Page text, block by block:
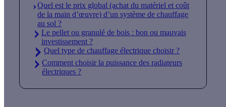
Quel est le prix global (achat du matériel et coût
de la main d’œuvre) d’un système de chauffage
au sol ?
Le pellet ou granulé de bois : bon ou mauvais
investissement ?
Quel type de chauffage électrique choisir ?
Comment choisir la puissance des radiateurs
électriques ?